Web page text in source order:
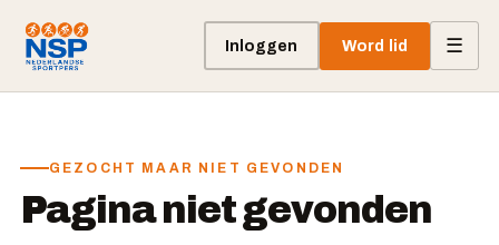
Inloggen Word lid ☰
GEZOCHT MAAR NIET GEVONDEN
Pagina niet gevonden